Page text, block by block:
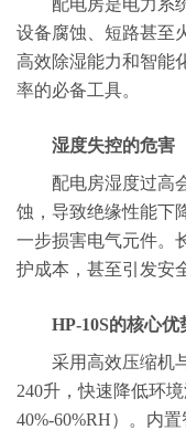
设备腐蚀、短路甚至
高效除湿能力和智能
率的必备工具。
湿度失控的危害
配电房湿度过高
蚀，导致绝缘性能下
一步损害电气元件。
护成本，甚至引发安
HP-10S的核心优
采用高效压缩机
240升，快速降低环
40%-60%RH）。内